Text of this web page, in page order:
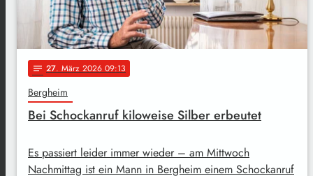
notes 27. März 2026 09:13
Bergheim
Bei Schockanruf kiloweise Silber erbeutet
Es passiert leider immer wieder – am Mittwoch
Nachmittag ist ein Mann in Bergheim einem Schockanruf